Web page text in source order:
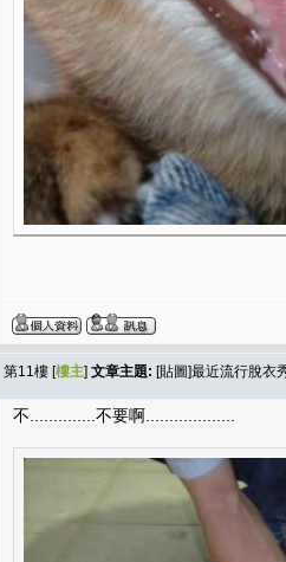
第11樓 [樓主] 文章主題: [貼圖]最近流行脫衣
不..............不要啊...................